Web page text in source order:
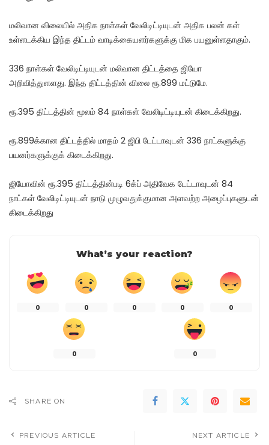
மலிவான விலையில் அதிக நாள்கள் வேலிடிட்டியுடன் அதிக பலன் கள்
உள்ளடக்கிய இந்த திட்டம் வாடிக்கையளர்களுக்கு மிக பயனுள்ளதாகும்.
336 நாள்கள் வேலிடிட்டியுடன் மலிவான திட்டத்தை ஜியோ
அறிவித்துளளது. இந்த திட்டத்தின் விலை ரூ.899 மட்டுமே.
ரூ.395 திட்டத்தின் மூலம் 84 நாள்கள் வேலிடிட்டியுடன் கிடைக்கிறது.
ரூ.899க்கான திட்டத்தில் மாதம் 2 ஜிபி டேட்டாவுடன் 336 நாட்களுக்கு
பயனர்களுக்குக் கிடைக்கிறது.
ஜியோவின் ரூ.395 திட்டத்தின்படி 6க்ப் அதிவேக டேட்டாவுடன் 84
நாட்கள் வேலிடிட்டியுடன் நாடு முழுவதுக்குமான அளவற்ற அழைப்புகளுடன்
கிடைக்கிறது
What’s your reaction?
0 0 0 0 0
0 0
SHARE ON
PREVIOUS ARTICLE NEXT ARTICLE